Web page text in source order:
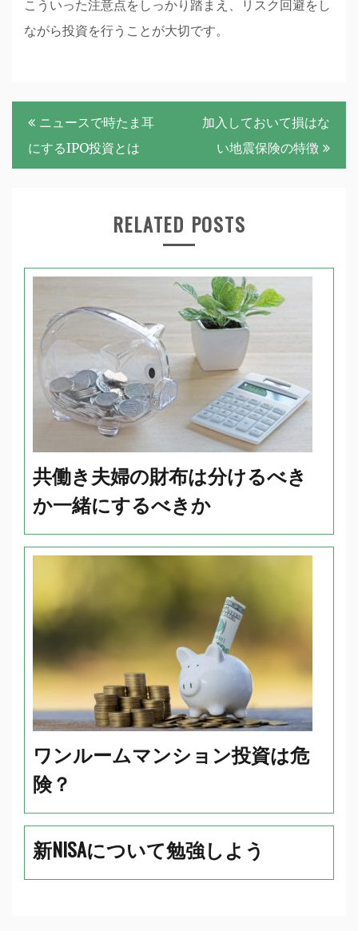
こういった注意点をしっかり踏まえ、リスク回避をし
ながら投資を行うことが大切です。
投
稿
ナ
ニュースで時たま耳
にするIPO投資とは
加入しておいて損はな
い地震保険の特徴
RELATED POSTS
共働き夫婦の財布は分けるべき
か一緒にするべきか
ワンルームマンション投資は危
険？
新NISAについて勉強しよう